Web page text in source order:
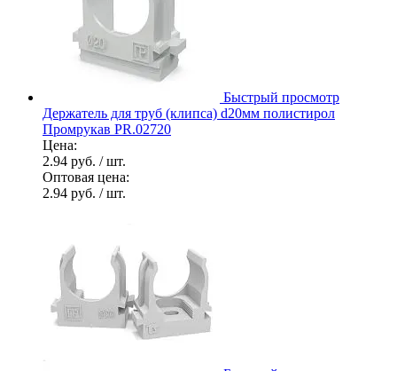
Быстрый просмотр
Держатель для труб (клипса) d20мм полистирол
Промрукав PR.02720
Цена:
2.94 руб. / шт.
Оптовая цена:
2.94 руб. / шт.